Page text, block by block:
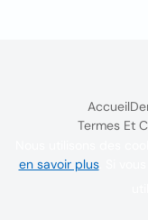
Accueil
Termes Et
en savoir plus. Si